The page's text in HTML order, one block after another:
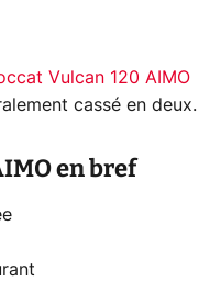
Vulcan 120 AIMO
cassé en deux.
en bref